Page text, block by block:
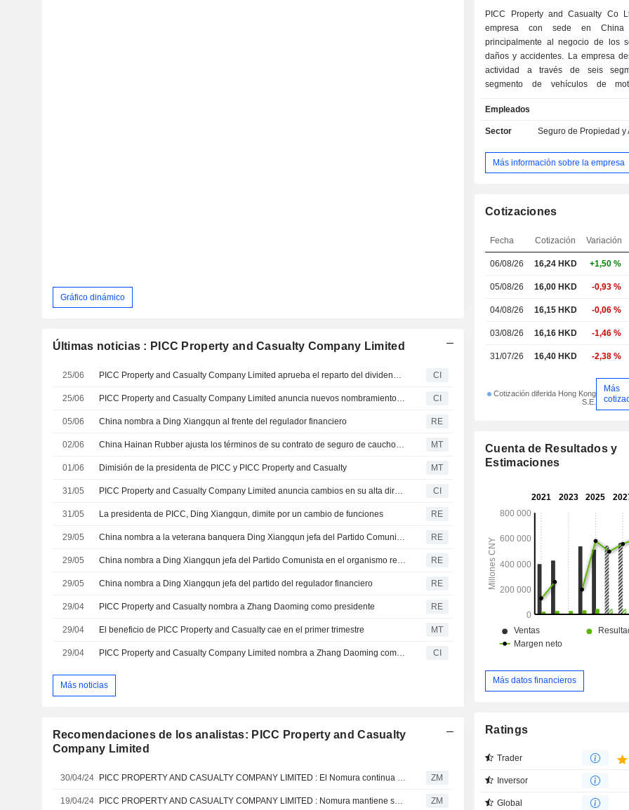
Gráfico dinámico
Últimas noticias : PICC Property and Casualty Company Limited
25/06 PICC Property and Casualty Company Limited aprueba el reparto del dividendo complementario del ejercicio 2025, que se abonará en torno al 31 de julio de 2026 CI
25/06 PICC Property and Casualty Company Limited anuncia nuevos nombramientos en su Consejo de Administración y comisiones CI
05/06 China nombra a Ding Xiangqun al frente del regulador financiero RE
02/06 China Hainan Rubber ajusta los términos de su contrato de seguro de caucho renovado MT
01/06 Dimisión de la presidenta de PICC y PICC Property and Casualty MT
31/05 PICC Property and Casualty Company Limited anuncia cambios en su alta dirección, con efecto a partir del 31 de mayo de 2026 CI
31/05 La presidenta de PICC, Ding Xiangqun, dimite por un cambio de funciones RE
29/05 China nombra a la veterana banquera Ding Xiangqun jefa del Partido Comunista en el regulador financiero RE
29/05 China nombra a Ding Xiangqun jefa del Partido Comunista en el organismo regulador financiero RE
29/05 China nombra a Ding Xiangqun jefa del partido del regulador financiero RE
29/04 PICC Property and Casualty nombra a Zhang Daoming como presidente RE
29/04 El beneficio de PICC Property and Casualty cae en el primer trimestre MT
29/04 PICC Property and Casualty Company Limited nombra a Zhang Daoming como Presidente CI
Más noticias
Recomendaciones de los analistas: PICC Property and Casualty
Company Limited
30/04/24 ZM
19/04/24 ZM
PICC Property and Casualty Co
empresa con sede en China
principalmente al negocio de los
daños y accidentes. La empresa
actividad a través de seis
segmento de vehículos de
de motor. El segmento de lesiones
y salud ofrece productos de seguro
El segmento agrícola ofrece
seguro que cubren el sector
responsabilidad civil de los
productos de seguros que cubren
comerciales. El segmento
productos de seguros
y la construcción. La
Empleados
Sector Seguro de Propiedad y
Más información sobre la empresa
Cotizaciones
Fecha Cotización Variación
06/08/26 16,24HKD +1,50 %
05/08/26 16,00 HKD -0,93 %
04/08/26 16,15 HKD -0,06 %
03/08/26 16,16 HKD -1,46 %
31/07/26 16,40 HKD -2,38 %
Cotización diferida Hong Kong
S.E.
Más
Cuenta de Resultados y
Estimaciones
Más datos financieros
Ratings
Trader
Inversor
Global